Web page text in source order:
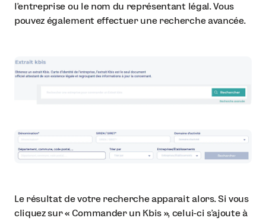
l’entreprise ou le nom du représentant légal. Vous
pouvez également effectuer une recherche avancée.
Le résultat de votre recherche apparait alors. Si vous
cliquez sur « Commander un Kbis », celui-ci s’ajoute à